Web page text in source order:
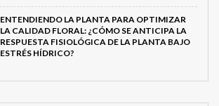
ENTENDIENDO LA PLANTA PARA OPTIMIZAR
LA CALIDAD FLORAL: ¿CÓMO SE ANTICIPA LA
RESPUESTA FISIOLÓGICA DE LA PLANTA BAJO
ESTRÉS HÍDRICO?